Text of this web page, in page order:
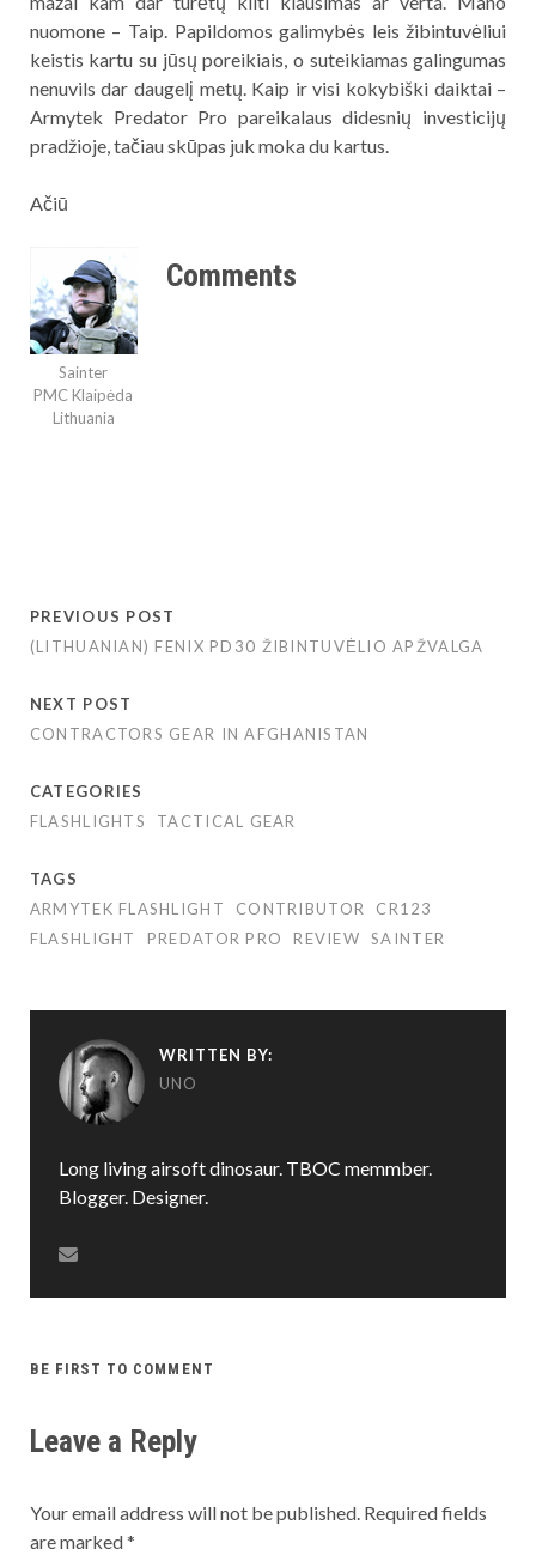
nuomone – Taip. Papildomos galimybės leis žibintuvėliui
keistis kartu su jūsų poreikiais, o suteikiamas galingumas
nenuvils dar daugelį metų. Kaip ir visi kokybiški daiktai –
Armytek Predator Pro pareikalaus didesnių investicijų
pradžioje, tačiau skūpas juk moka du kartus.
Ačiū
Sainter
PMC Klaipėda
Lithuania
Comments
PREVIOUS POST
(LITHUANIAN) FENIX PD30 ŽIBINTUVĖLIO APŽVALGA
NEXT POST
CONTRACTORS GEAR IN AFGHANISTAN
CATEGORIES
FLASHLIGHTS
TACTICAL GEAR
TAGS
ARMYTEK FLASHLIGHT
CONTRIBUTOR
CR123
FLASHLIGHT
PREDATOR PRO REVIEW SAINTER
WRITTEN BY:
UNO
Long living airsoft dinosaur. TBOC memmber.
Blogger. Designer.
BE FIRST TO COMMENT
Leave a Reply
Your email address will not be published. Required fields
are marked*